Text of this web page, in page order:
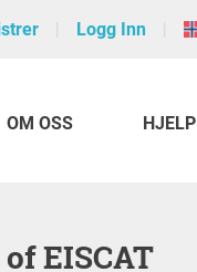
Logg Inn
OM OSS HJELP